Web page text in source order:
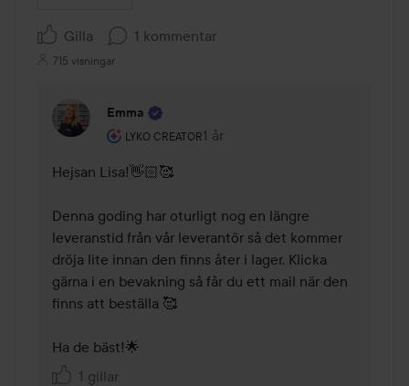
Gilla 1 kommentar
715 visningar
Emma
LYKO CREATOR
Användarens roll: Lyko Creator.
1 år
Kommentaren lades 1 år
Hejsan Lisa!👋🏻🥰
Denna goding har oturligt nog en längre
leveranstid från vår leverantör så det kommer
dröja lite innan den finns åter i lager. Klicka
gärna i en bevakning så får du ett mail när den
finns att beställa 🥰
Ha de bäst!🌟
1 gillar